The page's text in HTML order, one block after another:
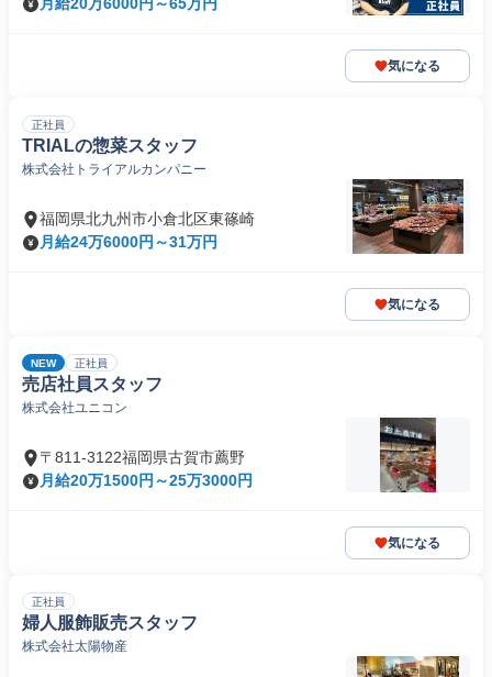
気になる
正社員
TRIALの惣菜スタッフ
株式会社トライアルカンパニー
福岡県北九州市小倉北区東篠崎
月給24万6000円～31万円
気になる
NEW 正社員
売店社員スタッフ
株式会社ユニコン
〒811-3122福岡県古賀市薦野
月給20万1500円～25万3000円
気になる
正社員
婦人服飾販売スタッフ
株式会社太陽物産